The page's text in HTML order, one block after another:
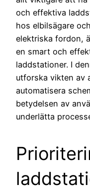
och effektiva
hos elbilsägare
elektriska fordon,
en smart och
laddstationer. I
utforska vikten av
automatisera
betydelsen av
underlätta